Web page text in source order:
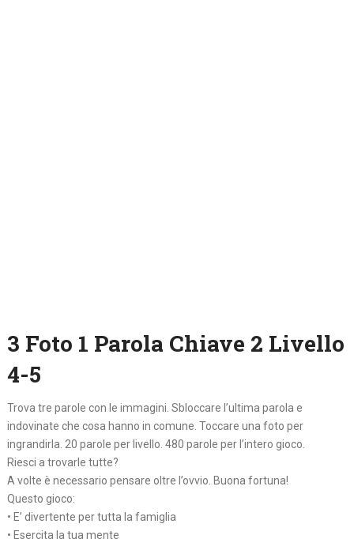
3 Foto 1 Parola Chiave 2 Livello
4-5
Trova tre parole con le immagini. Sbloccare l’ultima parola e
indovinate che cosa hanno in comune. Toccare una foto per
ingrandirla. 20 parole per livello. 480 parole per l’intero gioco.
Riesci a trovarle tutte?
A volte è necessario pensare oltre l’ovvio. Buona fortuna!
Questo gioco:
• E’ divertente per tutta la famiglia
• Esercita la tua mente